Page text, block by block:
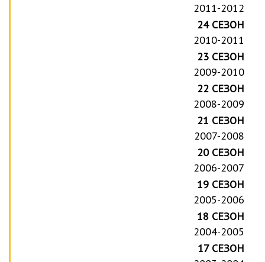
2011-2012
24 СЕЗОН
2010-2011
23 СЕЗОН
2009-2010
22 СЕЗОН
2008-2009
21 СЕЗОН
2007-2008
20 СЕЗОН
2006-2007
19 СЕЗОН
2005-2006
18 СЕЗОН
2004-2005
17 СЕЗОН